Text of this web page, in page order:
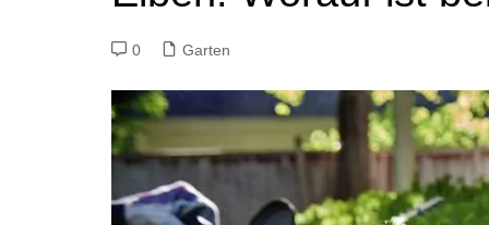
Sanierung
Hygiene
0 Garten